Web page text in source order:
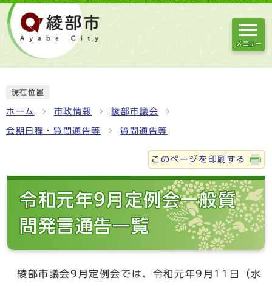
メニュー
現在位置
ホーム 市政情報 綾部市議会
会期日程・質問通告等 質問通告等
このページを印刷する
令和元年9月定例会一般質
問発言通告一覧
綾部市議会9月定例会では、令和元年9月11日（水